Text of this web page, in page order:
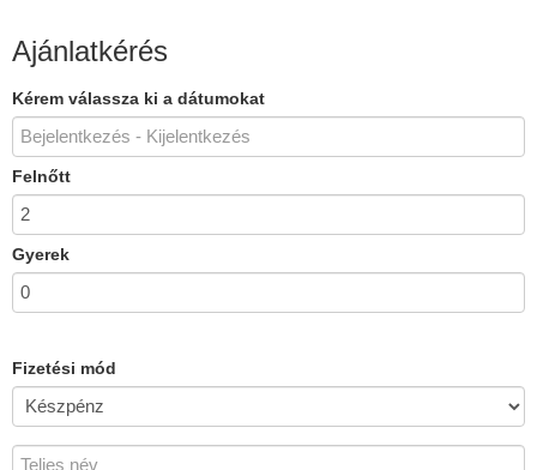
Ajánlatkérés
Kérem válassza ki a dátumokat
Felnőtt
Gyerek
Fizetési mód